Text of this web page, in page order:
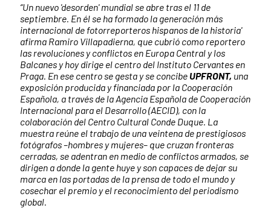
“Un nuevo 'desorden' mundial se abre tras el 11 de
septiembre. En él se ha formado la generación más
internacional de fotorreporteros hispanos de la historia'
afirma Ramiro Villapadierna, que cubrió como reportero
las revoluciones y conflictos en Europa Central y los
Balcanes y hoy dirige el centro del Instituto Cervantes en
Praga. En ese centro se gesta y se concibe UPFRONT, una
exposición producida y financiada por la Cooperación
Española, a través de la Agencia Española de Cooperación
Internacional para el Desarrollo (AECID), con la
colaboración del Centro Cultural Conde Duque. La
muestra reúne el trabajo de una veintena de prestigiosos
fotógrafos –hombres y mujeres– que cruzan fronteras
cerradas, se adentran en medio de conflictos armados, se
dirigen a donde la gente huye y son capaces de dejar su
marca en las portadas de la prensa de todo el mundo y
cosechar el premio y el reconocimiento del periodismo
global.